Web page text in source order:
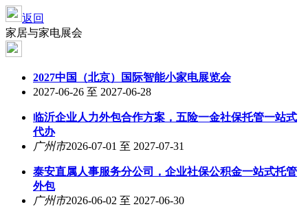
返回
家居与家电展会
2027中国（北京）国际智能小家电展览会
2027-06-26 至 2027-06-28
临沂企业人力外包合作方案，五险一金社保托管一站式
代办
广州市2026-07-01 至 2027-07-31
泰安直属人事服务分公司，企业社保公积金一站式托管
外包
广州市2026-06-02 至 2027-06-30